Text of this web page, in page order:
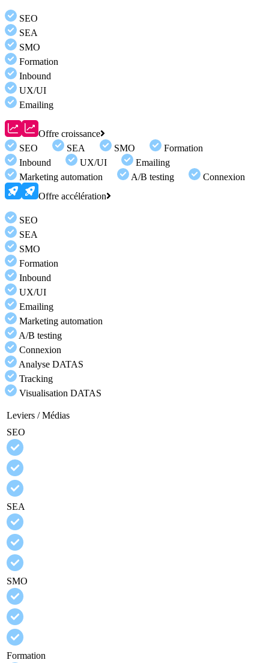
SEO
SEA
SMO
Formation
Inbound
UX/UI
Emailing
Offre croissance
SEO
SEA SMO
Formation
Inbound
UX/UI
Emailing
Marketing automation
A/B testing
Connexion
Offre accélération
SEO
SEA
SMO
Formation
Inbound
UX/UI
Emailing
Marketing automation
A/B testing
Connexion
Analyse DATAS
Tracking
Visualisation DATAS
Leviers / Médias
SEO
SEA
SMO
Formation